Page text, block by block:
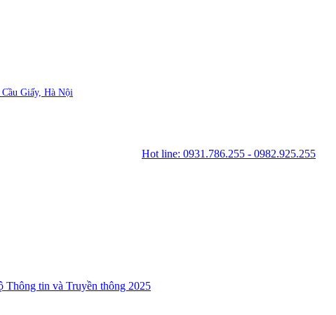
Giấy, Hà Nội
Hot line: 0931.786.255 - 0982.925.255
tin và Truyền thông 2025